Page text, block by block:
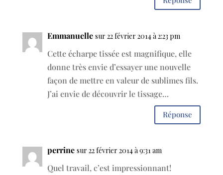
Emmanuelle sur 22 février 2014 à 2:23 pm
Cette écharpe tissée est magnifique, elle
donne très envie d’essayer une nouvelle
façon de mettre en valeur de sublimes fils.
J’ai envie de découvrir le tissage…
Réponse
perrine sur 22 février 2014 à 9:31 am
Quel travail, c’est impressionnant!